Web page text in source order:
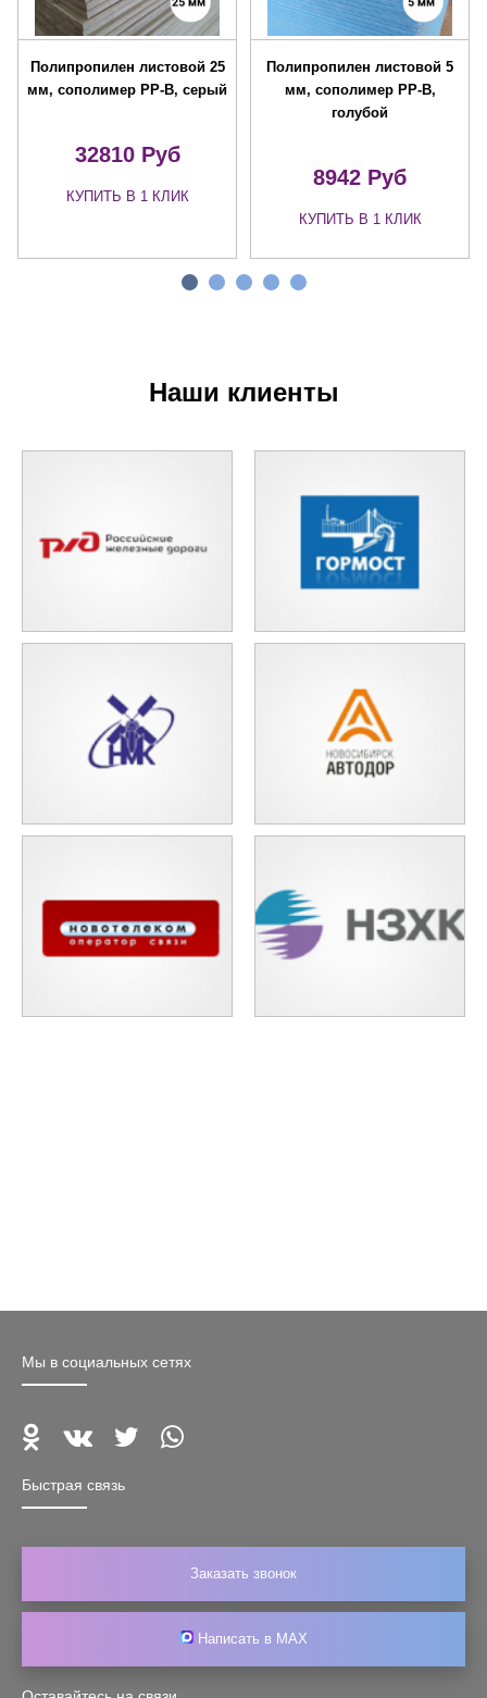
Полипропилен листовой 25
мм, сополимер PP-B, серый
32810 Руб
КУПИТЬ В 1 КЛИК
Полипропилен листовой 5
мм, сополимер PP-B,
голубой
8942 Руб
КУПИТЬ В 1 КЛИК
Наши клиенты
Мы в социальных сетях
Быстрая связь
Заказать звонок
Написать в MAX